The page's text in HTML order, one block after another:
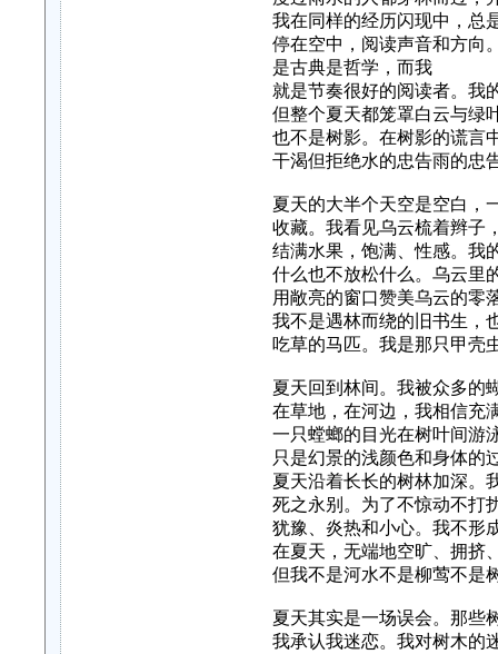
我在同样的经历闪现中，总
停在空中，阅读声音和方向
是古典是哲学，而我
就是节奏很好的阅读者。我
但整个夏天都笼罩白云与绿
也不是树影。在树影的谎言
干渴但拒绝水的忠告雨的忠
夏天的大半个天空是空白，
收藏。我看见乌云梳着辫子
结满水果，饱满、性感。我
什么也不放松什么。乌云里
用敞亮的窗口赞美乌云的零
我不是遇林而绕的旧书生，
吃草的马匹。我是那只甲壳
夏天回到林间。我被众多的
在草地，在河边，我相信充
一只螳螂的目光在树叶间游
只是幻景的浅颜色和身体的
夏天沿着长长的树林加深。
死之永别。为了不惊动不打
犹豫、炎热和小心。我不形
在夏天，无端地空旷、拥挤
但我不是河水不是柳莺不是
夏天其实是一场误会。那些
我承认我迷恋。我对树木的